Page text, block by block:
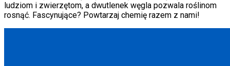
ludziom i zwierzętom, a dwutlenek węgla pozwala roślinom
rosnąć. Fascynujące? Powtarzaj chemię razem z nami!